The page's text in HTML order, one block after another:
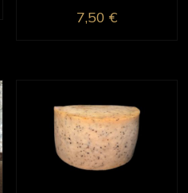
7,50 €